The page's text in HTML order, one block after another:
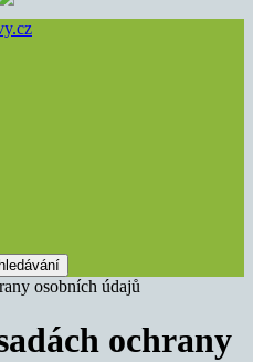
osobních údajů
ochrany